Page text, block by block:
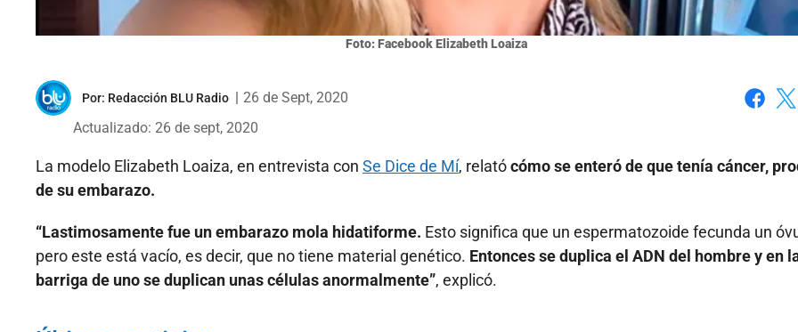
Foto: Facebook Elizabeth Loaiza
Por: Redacción BLU Radio
26 de Sept, 2020
Actualizado: 26 de sept, 2020
La modelo Elizabeth Loaiza, en entrevista con Se Dice de Mí, relatócómo se enteró de que tenía cáncer,
de su embarazo.
“Lastimosamente fue un embarazo mola hidatiforme. Esto significa que un espermatozoide fecunda un
pero este está vacío, es decir, que no tiene material genético. Entonces se duplica el ADN del hombre y en
barriga de uno se duplican unas células anormalmente”, explicó.